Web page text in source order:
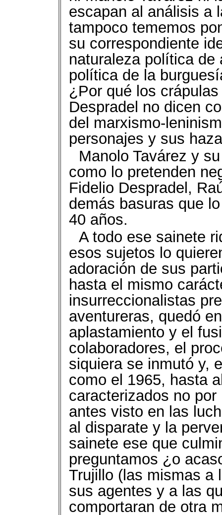
escapan al análisis a
tampoco tememos
su correspondiente
naturaleza política de
política de la
¿Por qué los
Despradel no dicen
del marxismo-
personajes y sus
Manolo Tavárez y
como lo pretenden
Fidelio Despradel,
demás basuras que
40 años.
A todo ese sainete
esos sujetos lo
adoración de sus
hasta el mismo
insurreccionalistas
aventureras, quedó
aplastamiento y el
colaboradores, el
siquiera se inmutó y,
como el 1965, hasta
caracterizados no
antes visto en las
al disparate y la
sainete ese que
preguntamos ¿o
Trujillo (las mismas a
sus agentes y a las
comportaran de otra